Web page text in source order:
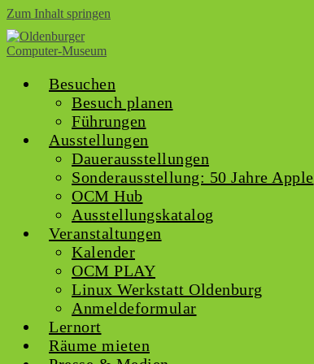
Zum Inhalt springen
Besuchen
Besuch planen
Führungen
Ausstellungen
Dauerausstellungen
Sonderausstellung: 50 Jahre Apple
OCM Hub
Ausstellungskatalog
Veranstaltungen
Kalender
OCM PLAY
Linux Werkstatt Oldenburg
Anmeldeformular
Lernort
Räume mieten